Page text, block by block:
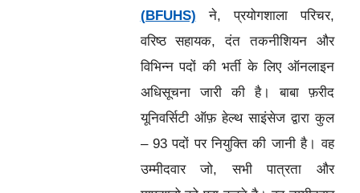
(BFUHS) ने, प्रयोगशाला परिचर,
वरिष्ठ सहायक, दंत तकनीशियन और
विभिन्न पदों की भर्ती के लिए ऑनलाइन
अधिसूचना जारी की है। बाबा फ़रीद
यूनिवर्सिटी ऑफ़ हेल्थ साइंसेज द्वारा कुल
– 93 पदों पर नियुक्ति की जानी है। वह
उम्मीदवार जो, सभी पात्रता और